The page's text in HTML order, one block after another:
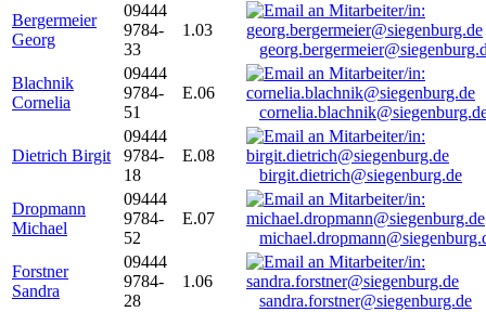
Bergermeier
Georg
09444
9784-
33
1.03
Blachnik
Cornelia
09444
9784-
51
E.06
Dietrich Birgit
09444
9784-
18
E.08
birgit.dietrich@siegenburg.de
Dropmann
Michael
09444
9784-
52
E.07
Forstner
Sandra
09444
9784-
28
1.06
sandra.forstner@siegenburg.de